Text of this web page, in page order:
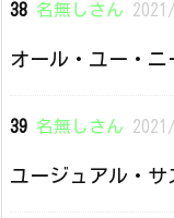
38 名無しさん
オール・ユー・
39 名無しさん
ユージュアル・サ